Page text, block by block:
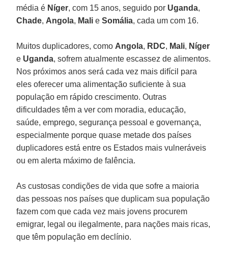
média é Níger, com 15 anos, seguido por Uganda,
Chade, Angola, Mali eSomália, cada um com 16.
Muitos duplicadores, como Angola, RDC, Mali, Níger
e Uganda, sofrem atualmente escassez de alimentos.
Nos próximos anos será cada vez mais difícil para
eles oferecer uma alimentação suficiente à sua
população em rápido crescimento. Outras
dificuldades têm a ver com moradia, educação,
saúde, emprego, segurança pessoal e governança,
especialmente porque quase metade dos países
duplicadores está entre os Estados mais vulneráveis
ou em alerta máximo de falência.
As custosas condições de vida que sofre a maioria
das pessoas nos países que duplicam sua população
fazem com que cada vez mais jovens procurem
emigrar, legal ou ilegalmente, para nações mais ricas,
que têm população em declínio.